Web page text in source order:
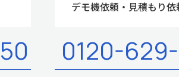
デモ機依頼・見積もり依
0120-